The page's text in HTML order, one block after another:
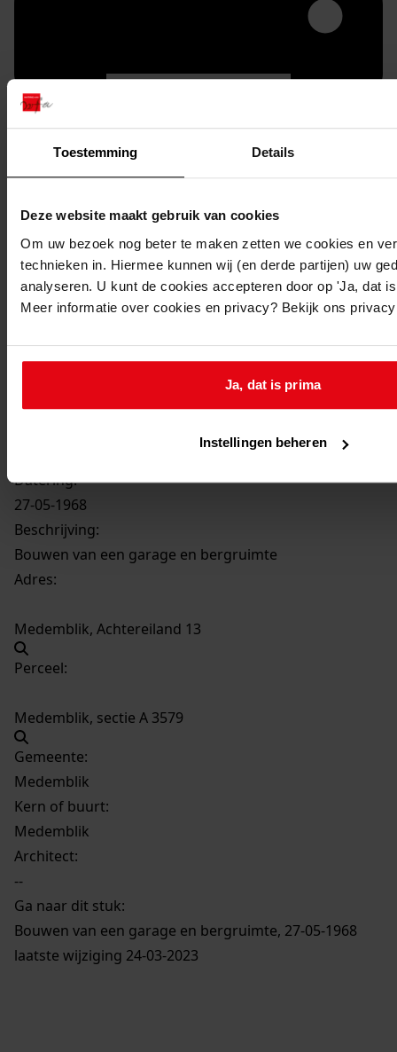
Toestemming Details
Deze website maakt gebruik van cookies
Om uw bezoek nog beter te maken zetten we cookies en
technieken in. Hiermee kunnen wij (en derde partijen) uw
analyseren. U kunt de cookies accepteren door op 'Ja, dat
Meer informatie over cookies en privacy? Bekijk ons
Ja, dat is prima
Instellingen beheren
duurzaam webadres
Datering:
27-05-1968
Beschrijving:
Bouwen van een garage en bergruimte
Adres:
Medemblik, Achtereiland 13
Perceel:
Medemblik, sectie A 3579
Gemeente:
Medemblik
Kern of buurt:
Medemblik
Architect:
--
Ga naar dit stuk:
Bouwen van een garage en bergruimte, 27-05-1968
laatste wijziging 24-03-2023